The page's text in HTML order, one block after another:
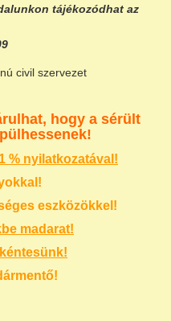
tájékozódhat az
civil szervezet
hogy a sérült
% nyilatkozatával!
eszközökkel!
madarat!